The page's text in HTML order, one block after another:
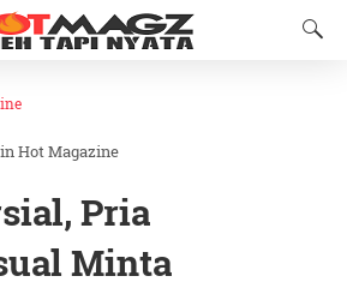
inHot Magazine
Pria
Minta